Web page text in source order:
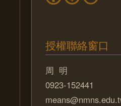
授權聯絡窗口
周 明
0923-152441